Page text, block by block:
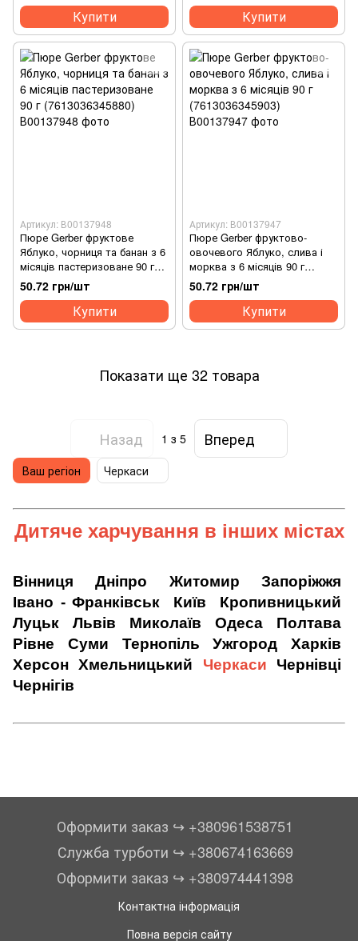
Купити Купити
Артикул: В00137948
Пюре Gerber фруктове
Яблуко, чорниця та банан з 6
місяців пастеризоване 90 г
(7613036345880)
50.72 грн/шт
Купити
Артикул: В00137947
Пюре Gerber фруктово-
овочевого Яблуко, слива і
морква з 6 місяців 90 г
(7613036345903)
50.72 грн/шт
Купити
Показати ще 32 товара
Назад 1 з 5 Вперед
Дитяче харчування в інших містах
Вінниця Дніпро Житомир
Запоріжжя
Івано - Франківськ
Київ
Кропивницький
Луцьк
Львів Миколаїв Одеса
Полтава
Рівне
Суми Тернопіль Ужгород
Харків
Херсон Хмельницький Черкаси
Чернівці
Чернігів
Ваш регіон Черкаси
Оформити заказ ↪︎ +380961538751
Служба турботи ↪︎ +380674163669
Оформити заказ ↪︎ +380974441398
Контактна інформація
Повна версія сайту